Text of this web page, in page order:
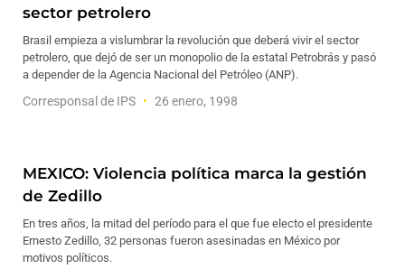
sector petrolero
Brasil empieza a vislumbrar la revolución que deberá vivir el sector
petrolero, que dejó de ser un monopolio de la estatal Petrobrás y pasó
a depender de la Agencia Nacional del Petróleo (ANP).
Corresponsal de IPS 26 enero, 1998
MEXICO: Violencia política marca la gestión
de Zedillo
En tres años, la mitad del período para el que fue electo el presidente
Ernesto Zedillo, 32 personas fueron asesinadas en México por
motivos políticos.